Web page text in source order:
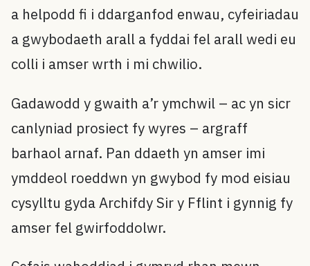
a helpodd fi i ddarganfod enwau, cyfeiriadau
a gwybodaeth arall a fyddai fel arall wedi eu
colli i amser wrth i mi chwilio.
Gadawodd y gwaith a’r ymchwil – ac yn sicr
canlyniad prosiect fy wyres – argraff
barhaol arnaf. Pan ddaeth yn amser imi
ymddeol roeddwn yn gwybod fy mod eisiau
cysylltu gyda Archifdy Sir y Fflint i gynnig fy
amser fel gwirfoddolwr.